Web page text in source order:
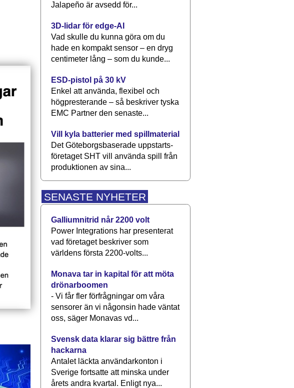
Jalapeño är avsedd för...
3D-lidar för edge-AI
Vad skulle du kunna göra om du
hade en kompakt sensor – en dryg
centimeter lång – som du kunde...
ESD-pistol på 30 kV
Enkel att använda, flexibel och
högpresterande – så beskriver tyska
EMC Partner den senaste...
Vill kyla batterier med spillmaterial
Det Göteborgsbaserade upp­starts­
företaget SHT vill använda spill från
produktionen av sina...
SENASTE NYHETER
Galliumnitrid når 2200 volt
Power Integrations har presenterat
vad företaget beskriver som
världens första 2200-volts...
Monava tar in kapital för att möta
drönarboomen
- Vi får fler förfrågningar om våra
sensorer än vi någonsin hade väntat
oss, säger Monavas vd...
Svensk data klarar sig bättre från
hackarna
Antalet läckta användarkonton i
Sverige fortsatte att minska under
årets andra kvartal. Enligt nya...